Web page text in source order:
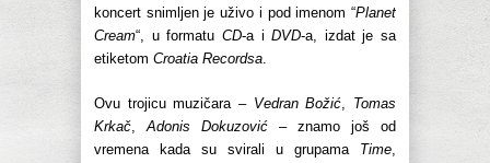
koncert snimljen je uživo i pod imenom “Planet
Cream“, u formatu CD-a iDVD-a, izdat je sa
etiketom Croatia Recordsa.
Ovu trojicu muzičara – Vedran Božić, Tomas
Krkač,Adonis Dokuzović – znamo još od
vremena kada su svirali u grupama Time,